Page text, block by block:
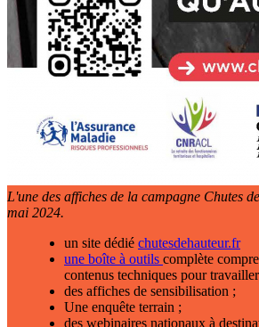
L'une des affiches de la campagne Chutes
mai 2024.
un site dédié chutesdehauteur.fr
une boîte à outils complète
contenus techniques pour
des affiches de sensibilisation ;
Une enquête terrain ;
des webinaires nationaux à